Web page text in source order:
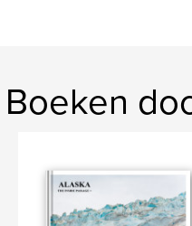
Boeken